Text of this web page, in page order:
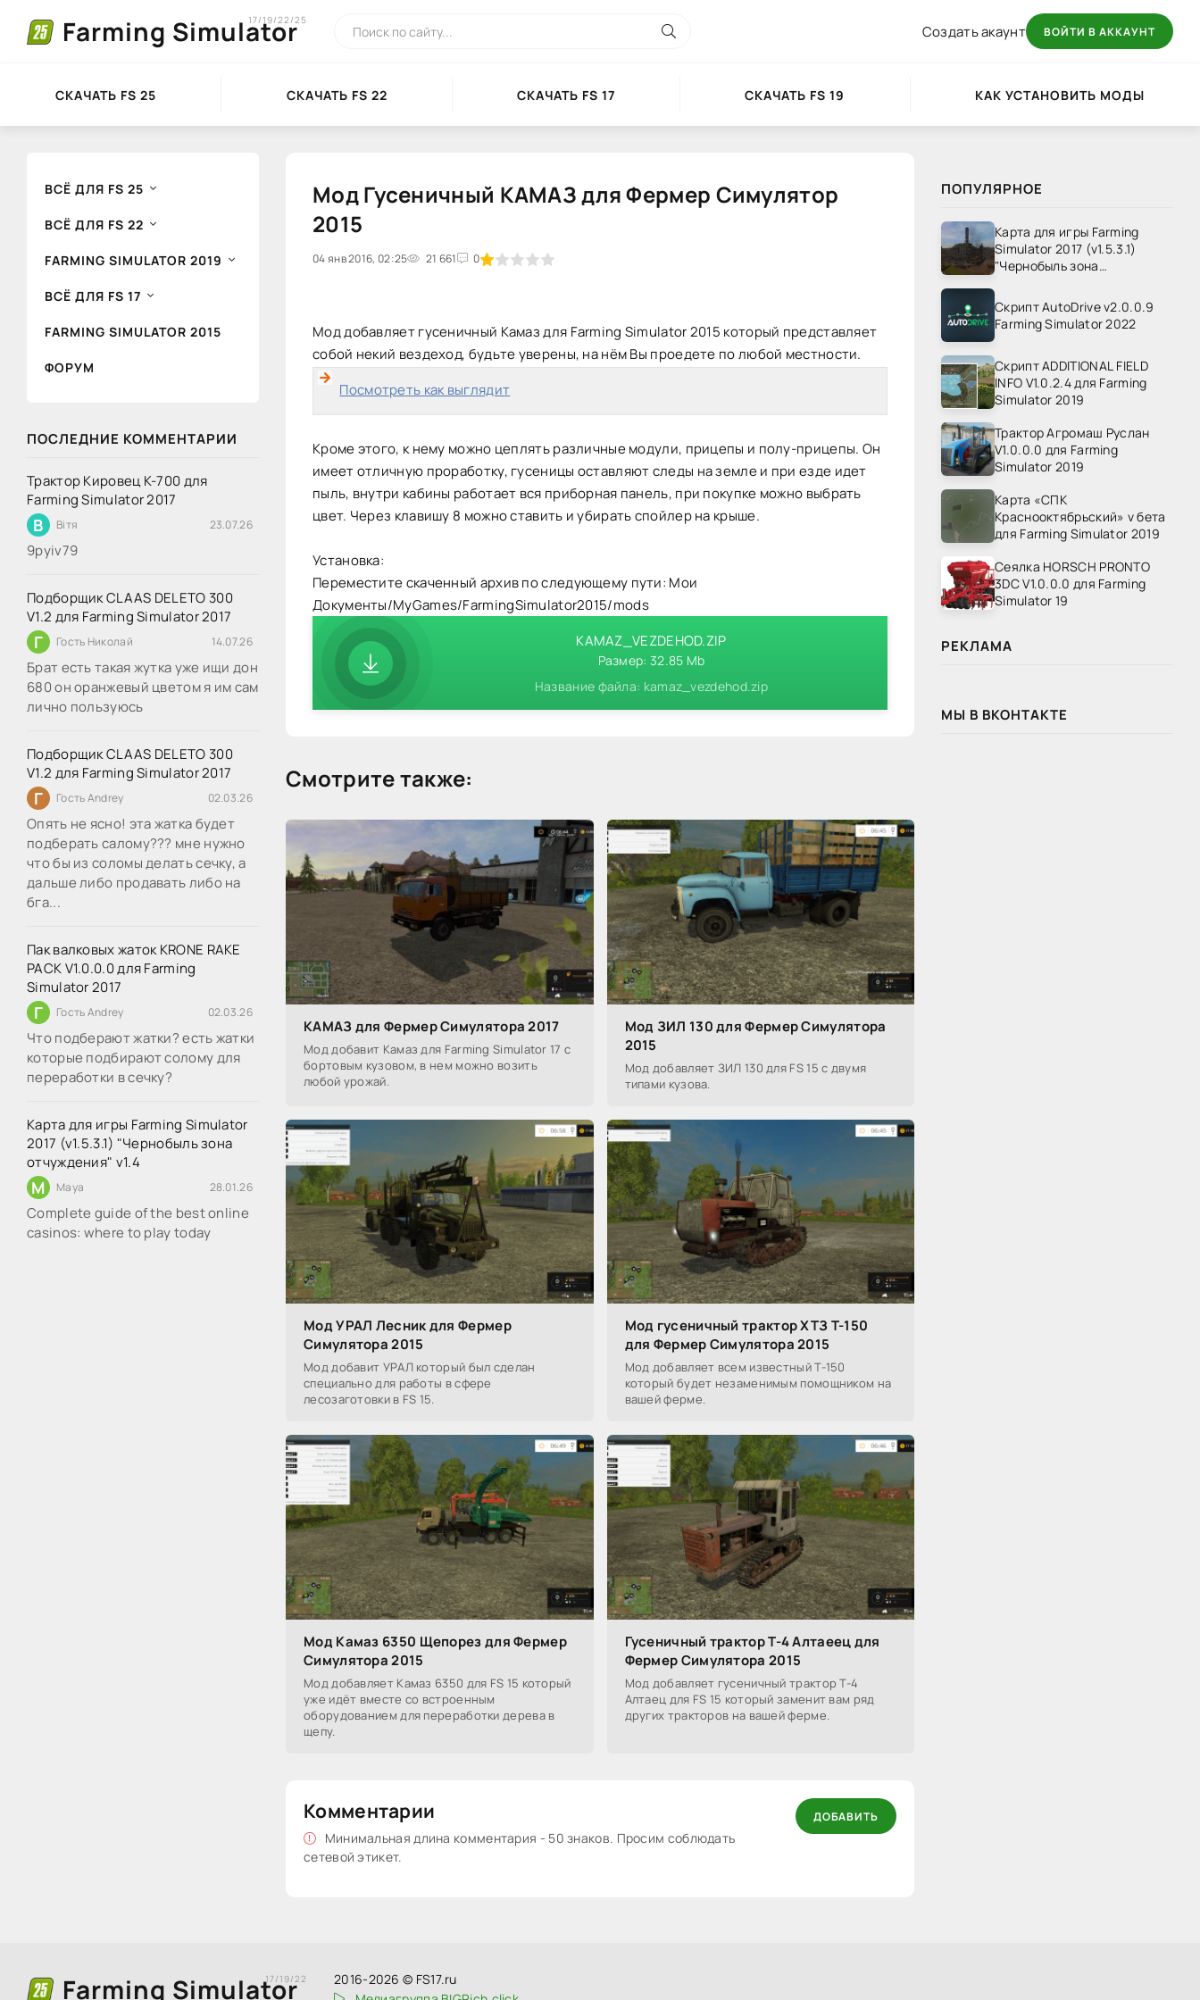
Farming Simulator
17/19/22/25
Создать акаунт ВОЙТИ В АККАУНТ
СКАЧАТЬ FS 25 СКАЧАТЬ FS 22 СКАЧАТЬ FS 17 СКАЧАТЬ FS 19 КАК УСТАНОВИТЬ МОДЫ
ВСЁ ДЛЯ FS 25
ВСЁ ДЛЯ FS 22
FARMING SIMULATOR 2019
ВСЁ ДЛЯ FS 17
FARMING SIMULATOR 2015
ФОРУМ
ПОСЛЕДНИЕ КОММЕНТАРИИ
Трактор Кировец К-700 для
Farming Simulator 2017
В Вітя 23.07.26
9руіv79
Подборщик CLAAS DELETO 300
V1.2 для Farming Simulator 2017
Г Гость Николай 14.07.26
Брат есть такая жутка уже ищи дон
680 он оранжевый цветом я им сам
лично пользуюсь
Подборщик CLAAS DELETO 300
V1.2 для Farming Simulator 2017
Г Гость Andrey 02.03.26
Опять не ясно! эта жатка будет
подберать салому??? мне нужно
что бы из соломы делать сечку, а
дальше либо продавать либо на
бга...
Пак валковых жаток KRONE RAKE
PACK V1.0.0.0 для Farming
Simulator 2017
Г Гость Andrey 02.03.26
Что подберают жатки? есть жатки
которые подбирают солому для
переработки в сечку?
Карта для игры Farming Simulator
2017 (v1.5.3.1) "Чернобыль зона
отчуждения" v1.4
M Maya 28.01.26
Complete guide of the best online
casinos: where to play today
Мод Гусеничный КАМАЗ для Фермер Симулятор
2015
04 янв 2016, 02:25 21 661 0
20 1 2 3 4 5
Мод добавляет гусеничный Камаз для Farming Simulator 2015 который представляет
собой некий вездеход, будьте уверены, на нём Вы проедете по любой местности.
Посмотреть как выглядит
Кроме этого, к нему можно цеплять различные модули, прицепы и полу-прицепы. Он
имеет отличную проработку, гусеницы оставляют следы на земле и при езде идет
пыль, внутри кабины работает вся приборная панель, при покупке можно выбрать
цвет. Через клавишу 8 можно ставить и убирать спойлер на крыше.
Установка:
Переместите скаченный архив по следующему пути: Мои
Документы/MyGames/FarmingSimulator2015/mods
KAMAZ_VEZDEHOD.ZIP
Размер: 32.85 Mb
Название файла: kamaz_vezdehod.zip
Смотрите также:
КАМАЗ для Фермер Симулятора 2017
Мод добавит Камаз для Farming Simulator 17 с
бортовым кузовом, в нем можно возить
любой урожай.
Мод ЗИЛ 130 для Фермер Симулятора
2015
Мод добавляет ЗИЛ 130 для FS 15 с двумя
типами кузова.
Мод УРАЛ Лесник для Фермер
Симулятора 2015
Мод добавит УРАЛ который был сделан
специально для работы в сфере
лесозаготовки в FS 15.
Мод гусеничный трактор ХТЗ Т-150
для Фермер Симулятора 2015
Мод добавляет всем известный Т-150
который будет незаменимым помощником на
вашей ферме.
Мод Камаз 6350 Щепорез для Фермер
Симулятора 2015
Мод добавляет Камаз 6350 для FS 15 который
уже идёт вместе со встроенным
оборудованием для переработки дерева в
щепу.
Гусеничный трактор Т-4 Алтаеец для
Фермер Симулятора 2015
Мод добавляет гусеничный трактор Т-4
Алтаец для FS 15 который заменит вам ряд
других тракторов на вашей ферме.
Комментарии
Минимальная длина комментария - 50 знаков. Просим соблюдать
сетевой этикет.
ДОБАВИТЬ
ПОПУЛЯРНОЕ
Карта для игры Farming
Simulator 2017 (v1.5.3.1)
"Чернобыль зона
Скрипт AutoDrive v2.0.0.9
Farming Simulator 2022
Скрипт ADDITIONAL FIELD
INFO V1.0.2.4 для Farming
Simulator 2019
Трактор Агромаш Руслан
V1.0.0.0 для Farming
Simulator 2019
Карта «СПК
Краснооктябрьский» v бета
для Farming Simulator 2019
Сеялка HORSCH PRONTO
3DC V1.0.0.0 для Farming
Simulator 19
РЕКЛАМА
МЫ В ВКОНТАКТЕ
Farming Simulator
17/19/22
2016-2026 © FS17.ru